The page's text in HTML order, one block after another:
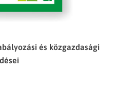
és közgazdasági